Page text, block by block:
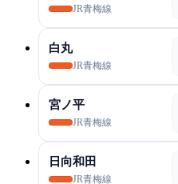
JR青梅線
白丸
JR青梅線
宮ノ平
JR青梅線
日向和田
JR青梅線